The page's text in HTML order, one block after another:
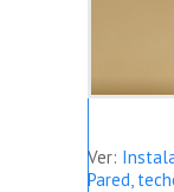
Ver:
Pared,